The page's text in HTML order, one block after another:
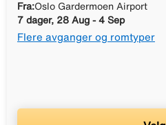
Fra:Oslo Gardermoen Airport
7 dager, 28 Aug - 4 Sep
Flere avganger og romtyper